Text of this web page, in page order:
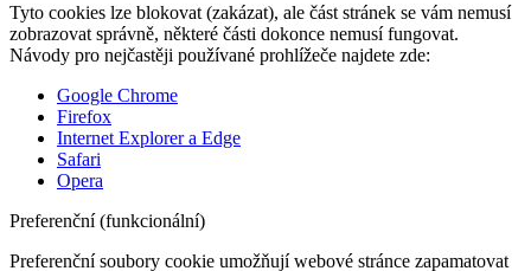
Tyto cookies lze blokovat (zakázat), ale část stránek se vám nemusí
zobrazovat správně, některé části dokonce nemusí fungovat.
Návody pro nejčastěji používané prohlížeče najdete zde:
Google Chrome
Firefox
Internet Explorer a Edge
Safari
Opera
Preferenční (funkcionální)
Preferenční soubory cookie umožňují webové stránce zapamatovat